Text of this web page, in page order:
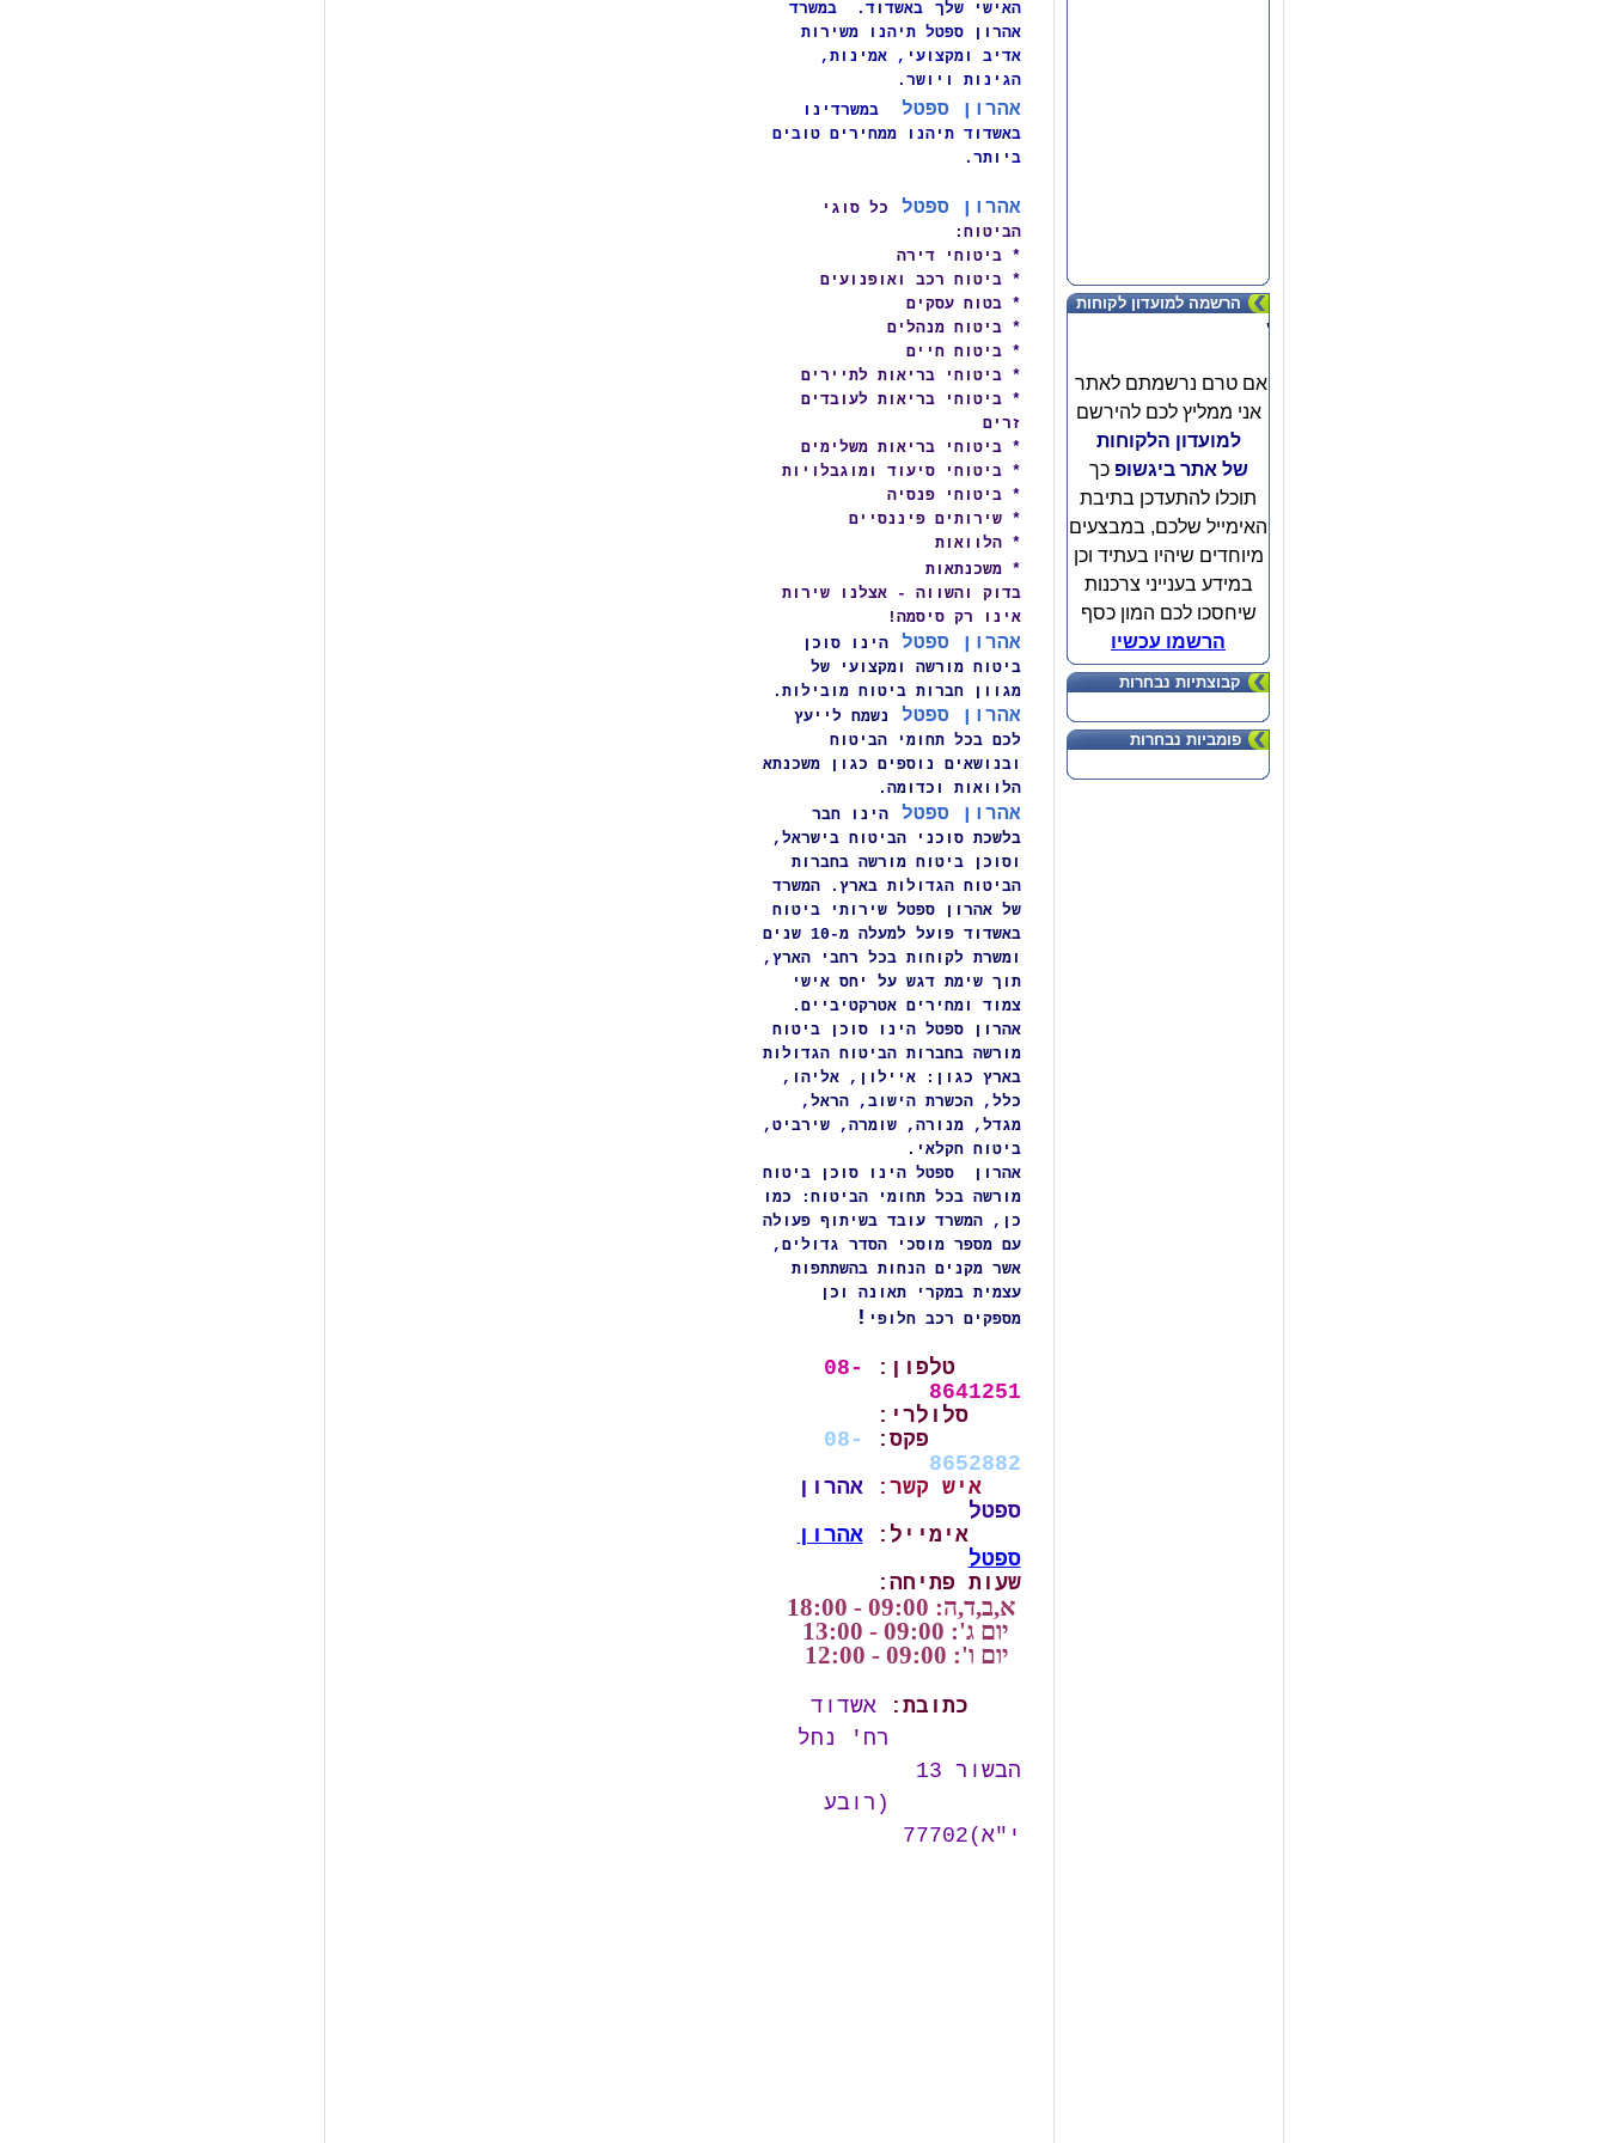
הרשמה למועדון לקוחות
'
אם טרם נרשמתם לאתר
אני ממליץ לכם להירשם
למועדון הלקוחות
של אתר ביגשופכך
תוכלו להתעדכן בתיבת
האימייל שלכם, במבצעים
מיוחדים שיהיו בעתיד וכן
במידע בענייני צרכנות
שיחסכו לכם המון כסף
הרשמו עכשיו
קבוצתיות נבחרות
פומביות נבחרות
האישי שלך
באשדוד. במשרד
אהרון ספטל תיהנו משירות
אדיב ומקצועי, אמינות,
הגינות ויושר.
אהרון ספטל
במשרדינו
באשדוד תיהנו ממחירים טובים
ביותר .
אהרון ספטל
כל סוגי
הביטוח:
* ביטוחי דירה
* ביטוח רכב ואופנועים
* בטוח עסקים
* ביטוח מנהלים
* ביטוח חיים
* ביטוחי בריאות לתיירים
* ביטוחי בריאות לעובדים
זרים
* ביטוחי בריאות משלימים
* ביטוחי סיעוד ומוגבלויות
* ביטוחי פנסיה
* שירותים פיננסיים
* הלוואות
* משכנתאות
בדוק והשווה - אצלנו שירות
אינו רק סיסמה!
אהרון ספטל
הינו סוכן
ביטוח מורשה ומקצועי של
מגוון חברות ביטוח מובילות.
אהרון ספטל
נשמח לייעץ
לכם בכל תחומי הביטוח
ובנושאים נוספים כגון משכנתא
הלוואות וכדומה .
אהרון ספטל
הינו חבר
בלשכת סוכני הביטוח בישראל,
וסוכן ביטוח מורשה בחברות
הביטוח הגדולות בארץ.המשרד
של אהרון ספטל שירותי ביטוח
באשדוד פועל למעלה מ-10 שנים
ומשרת לקוחות בכל רחבי הארץ,
תוך שימת דגש על יחס אישי
צמוד ומחירים אטרקטיביים.
אהרון ספטל הינו סוכן ביטוח
מורשה בחברות הביטוח הגדולות
בארץ כגון: איילון, אליהו,
כלל, הכשרת הישוב, הראל,
מגדל, מנורה, שומרה, שירביט,
ביטוח חקלאי.
אהרון ספטל הינו סוכן ביטוח
מורשה בכל תחומי הביטוח: כמו
כן, המשרד עובד בשיתוף פעולה
עם מספר מוסכי הסדר גדולים,
אשר מקנים הנחות בהשתתפות
עצמית במקרי תאונה וכן
מספקים רכב חלופי !
טלפון:
08-
8641251
סלולרי:
פקס:
08-
8652882
איש קשר:
אהרון
ספטל
אימייל:
אהרון
ספטל
שעות פתיחה:
א,ב,ד,ה: 09:00 - 18:00
יום ג': 09:00 - 13:00
יום ו': 09:00 - 12:00
כתובת:
אשדוד
רח' נחל
הבשור 13
(רובע
י"א)77702